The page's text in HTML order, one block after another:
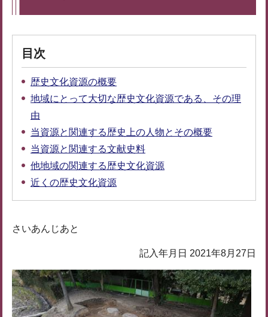
目次
歴史文化資源の概要
地域にとって大切な歴史文化資源である、その理
由
当資源と関連する歴史上の人物とその概要
当資源と関連する文献史料
他地域の関連する歴史文化資源
近くの歴史文化資源
さいあんじあと
記入年月日 2021年8月27日